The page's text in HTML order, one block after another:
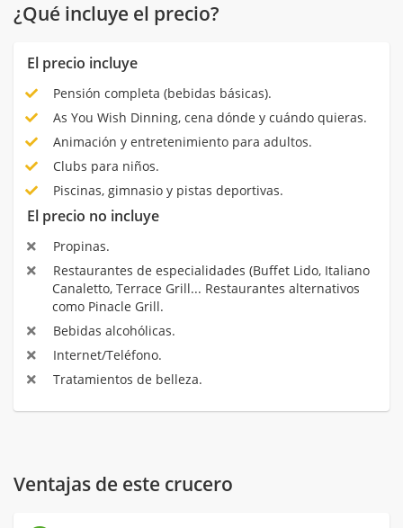
¿Qué incluye el precio?
El precio incluye
Pensión completa (bebidas básicas).
As You Wish Dinning, cena dónde y cuándo quieras.
Animación y entretenimiento para adultos.
Clubs para niños.
Piscinas, gimnasio y pistas deportivas.
El precio no incluye
Propinas.
Restaurantes de especialidades (Buffet Lido, Italiano
Canaletto, Terrace Grill... Restaurantes alternativos
como Pinacle Grill.
Bebidas alcohólicas.
Internet/Teléfono.
Tratamientos de belleza.
Ventajas de este crucero